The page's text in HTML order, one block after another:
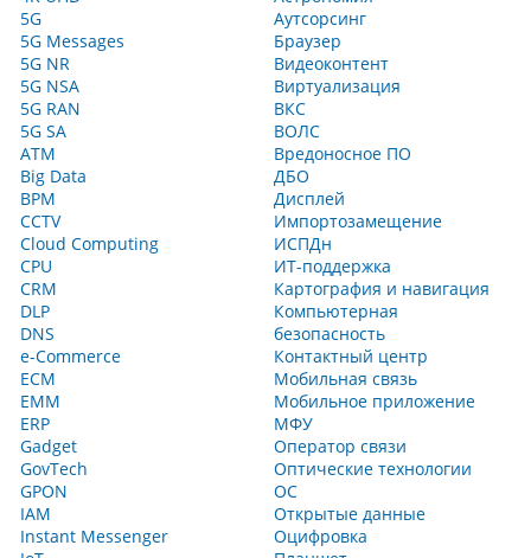
5G
5G Messages
5G NR
5G NSA
5G RAN
5G SA
ATM
Big Data
BPM
CCTV
Cloud Computing
CPU
CRM
DLP
DNS
e-Commerce
ECM
EMM
ERP
Gadget
GovTech
GPON
IAM
Instant Messenger
Аутсорсинг
Браузер
Видеоконтент
Виртуализация
ВКС
ВОЛС
Вредоносное ПО
ДБО
Дисплей
Импортозамещение
ИСПДн
ИТ-поддержка
Картография и навигация
Компьютерная
безопасность
Контактный центр
Мобильная связь
Мобильное приложение
МФУ
Оператор связи
Оптические технологии
ОС
Открытые данные
Оцифровка